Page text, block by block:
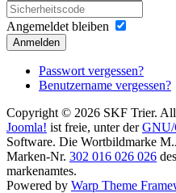
Angemeldet bleiben
Anmelden
Passwort vergessen?
Benutzername vergessen?
Copyright © 2026 SKF Trier.
Joomla! ist freie, unter derGNU/
Software. Die Wortbildmarke
Marken-Nr. 302 016 026 026
markenamtes.
Powered by Warp Theme